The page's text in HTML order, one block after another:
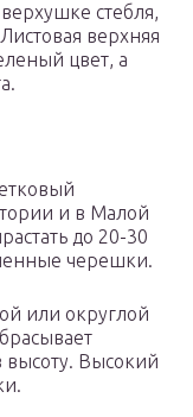
стебля,
верхняя
цвет, а
и в Малой
до 20-30
черешки.
или округлой
высоту. Высокий